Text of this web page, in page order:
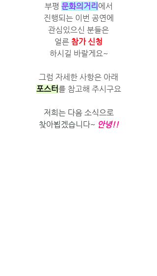
부평 문화의거리 에서
진행되는 이번 공연에
관심있으신 분들은
얼른 참가 신청
하시길 바랄게요~
그럼 자세한 사항은 아래
포스터를 참고해 주시구요
저희는 다음 소식으로
찾아뵙겠습니다~ 안녕!!